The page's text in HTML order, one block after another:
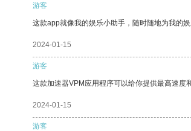
游客
这款app就像我的娱乐小助手，随时随地为我的娱
2024-01-15
游客
这款加速器VPM应用程序可以给你提供最高速度
2024-01-15
游客